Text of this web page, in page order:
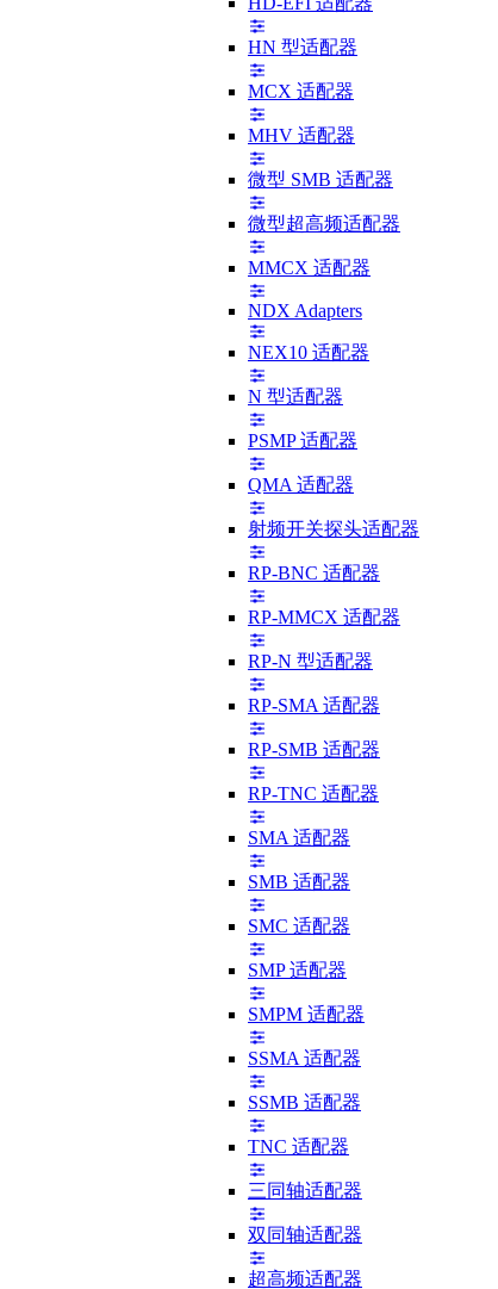
HN 型适配器
MCX 适配器
MHV 适配器
微型 SMB 适配器
微型超高频适配器
MMCX 适配器
NDX Adapters
NEX10 适配器
N 型适配器
PSMP 适配器
QMA 适配器
射频开关探头适配器
RP-BNC 适配器
RP-MMCX 适配器
RP-N 型适配器
RP-SMA 适配器
RP-SMB 适配器
RP-TNC 适配器
SMA 适配器
SMB 适配器
SMC 适配器
SMP 适配器
SMPM 适配器
SSMA 适配器
SSMB 适配器
TNC 适配器
三同轴适配器
双同轴适配器
超高频适配器